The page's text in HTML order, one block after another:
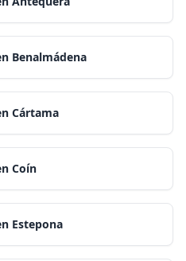
Benalmádena
Cártama
Coín
Estepona